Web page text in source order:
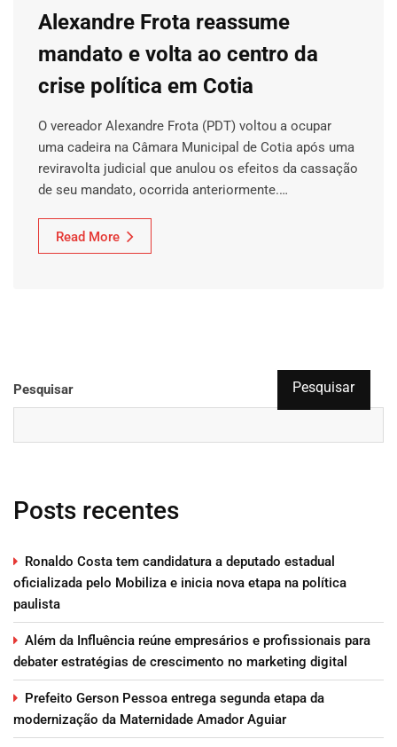
Alexandre Frota reassume
mandato e volta ao centro da
crise política em Cotia
O vereador Alexandre Frota (PDT) voltou a ocupar
uma cadeira na Câmara Municipal de Cotia após uma
reviravolta judicial que anulou os efeitos da cassação
de seu mandato, ocorrida anteriormente.…
Read More
Pesquisar Pesquisar
Posts recentes
Ronaldo Costa tem candidatura a deputado estadual
oficializada pelo Mobiliza e inicia nova etapa na política
paulista
Além da Influência reúne empresários e profissionais para
debater estratégias de crescimento no marketing digital
Prefeito Gerson Pessoa entrega segunda etapa da
modernização da Maternidade Amador Aguiar